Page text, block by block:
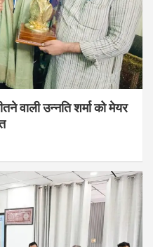
वाली उन्नति शर्मा को मेयर